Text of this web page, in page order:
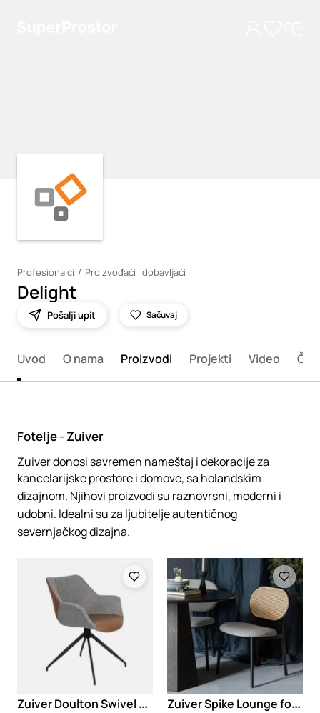
Profesionalci Proizvođači i dobavljači
Delight
Pošalji upit Sačuvaj
Uvod O nama Proizvodi Projekti Video
Fotelje - Zuiver
Zuiver donosi savremen nameštaj i dekoracije za
kancelarijske prostore i domove, sa holandskim
dizajnom. Njihovi proizvodi su raznovrsni, moderni i
udobni. Idealni su za ljubitelje autentičnog
severnjačkog dizajna.
Z
uiver Doulton Swivel stolica
Loading
Z
uiver Spike Lounge fotelja